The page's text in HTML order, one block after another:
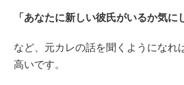
「あなたに新しい彼氏がいるか気に
など、元カレの話を聞くようになれ
高いです。